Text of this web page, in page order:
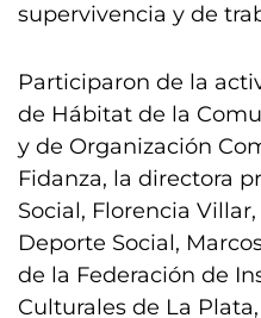
supervivencia y de
Participaron de la
de Hábitat de la
y de Organización
Fidanza, la directora
Social, Florencia
Deporte Social,
de la Federación de
Culturales de La